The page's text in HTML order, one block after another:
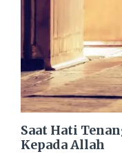
Saat Hati
Kepada Allah